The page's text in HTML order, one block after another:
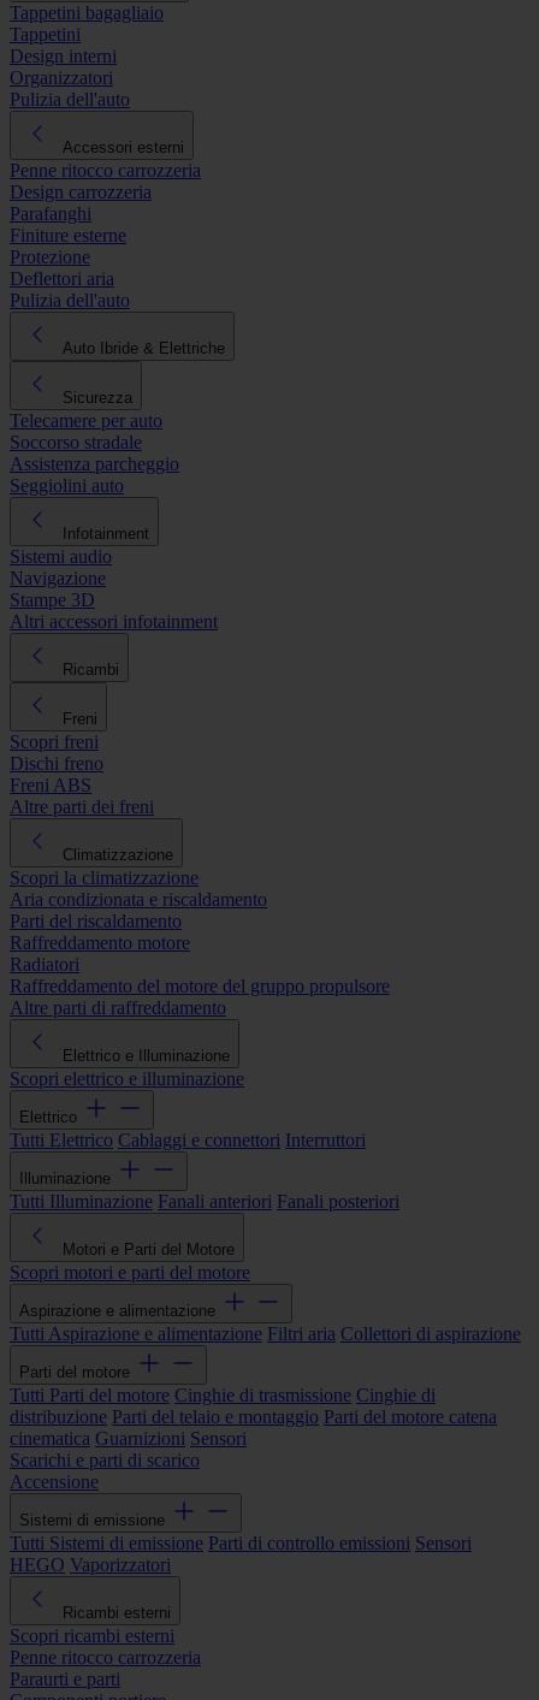
Tappetini bagagliaio
Tappetini
Design interni
Organizzatori
Pulizia dell'auto
Accessori esterni
Penne ritocco carrozzeria
Design carrozzeria
Parafanghi
Finiture esterne
Protezione
Deflettori aria
Pulizia dell'auto
Auto Ibride & Elettriche
Sicurezza
Telecamere per auto
Soccorso stradale
Assistenza parcheggio
Seggiolini auto
Infotainment
Sistemi audio
Navigazione
Stampe 3D
Altri accessori infotainment
Ricambi
Freni
Scopri freni
Dischi freno
Freni ABS
Altre parti dei freni
Climatizzazione
Scopri la climatizzazione
Aria condizionata e riscaldamento
Parti del riscaldamento
Raffreddamento motore
Radiatori
Raffreddamento del motore del gruppo propulsore
Altre parti di raffreddamento
Elettrico e Illuminazione
Scopri elettrico e illuminazione
Elettrico
Tutti Elettrico Cablaggi e connettori Interruttori
Illuminazione
Tutti Illuminazione Fanali anteriori Fanali posteriori
Motori e Parti del Motore
Scopri motori e parti del motore
Aspirazione e alimentazione
Tutti Aspirazione e alimentazione Filtri aria Collettori di aspirazione
Parti del motore
Tutti Parti del motore Cinghie di trasmissione Cinghie di
distribuzione Parti del telaio e montaggio Parti del motore catena
cinematica Guarnizioni Sensori
Scarichi e parti di scarico
Accensione
Sistemi di emissione
Tutti Sistemi di emissione Parti di controllo emissioni Sensori
HEGO Vaporizzatori
Ricambi esterni
Scopri ricambi esterni
Penne ritocco carrozzeria
Paraurti e parti